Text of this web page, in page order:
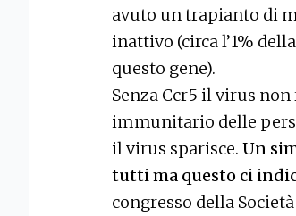
avuto un trapianto di
inattivo (circa l’1%
questo gene).
Senza Ccr5 il virus
immunitario delle
il virus sparisce. Un
tutti ma questo ci
congresso della